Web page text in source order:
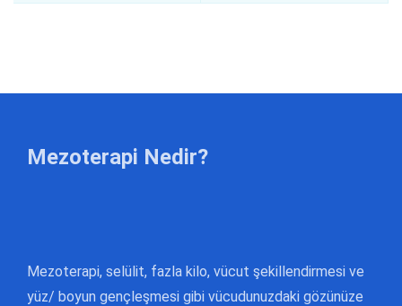
Mezoterapi Nedir?
Mezoterapi, selülit, fazla kilo, vücut şekillendirmesi ve
yüz/ boyun gençleşmesi gibi vücudunuzdaki gözünüze